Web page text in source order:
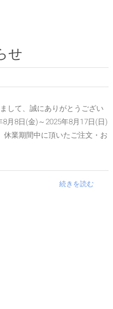
せ
して、誠にありがとうござい
月8日(金)～2025年8月17日(日)
業期間中に頂いたご注文・お
続きを読む